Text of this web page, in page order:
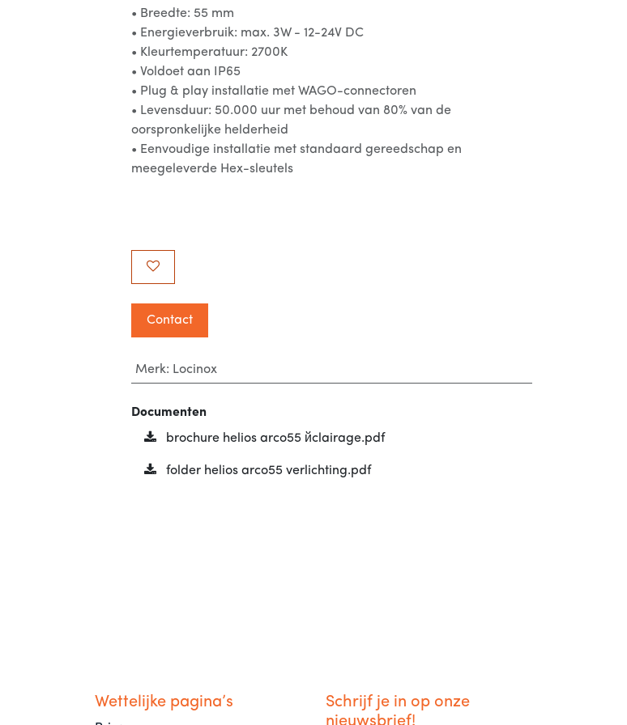
• Breedte: 55 mm
• Energieverbruik: max. 3W - 12-24V DC
• Kleurtemperatuur: 2700K
• Voldoet aan IP65
• Plug & play installatie met WAGO-connectoren
• Levensduur: 50.000 uur met behoud van 80% van de
oorspronkelijke helderheid
• Eenvoudige installatie met standaard gereedschap en
meegeleverde Hex-sleutels
Contact
Merk: Locinox
Documenten
brochure helios arco55 йclairage.pdf
folder helios arco55 verlichting.pdf
Wettelijke pagina’s
Schrijf je in op onze
nieuwsbrief!